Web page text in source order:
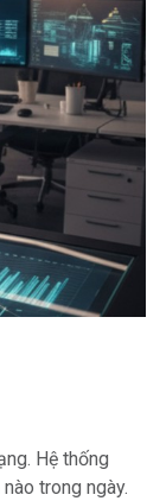
Hệ thống
trong ngày.